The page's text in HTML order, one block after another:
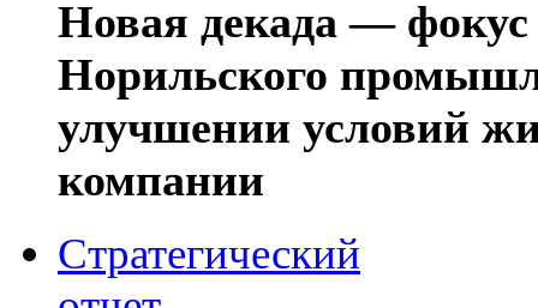
Новая декада — фокус
Норильского
улучшении условий
компании
Стратегический